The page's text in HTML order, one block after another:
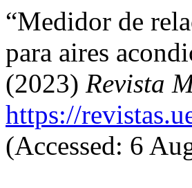
“Medidor de
para aires
(2023) Revista
https://
(Accessed: 6